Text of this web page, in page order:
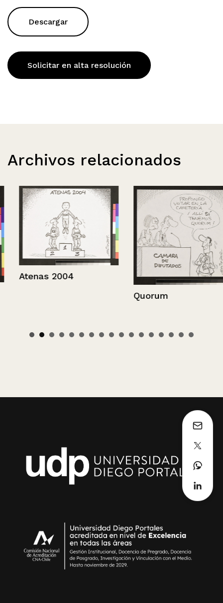
Descargar
Solicitar en alta resolución
Archivos relacionados
Atenas 2004
Quorum